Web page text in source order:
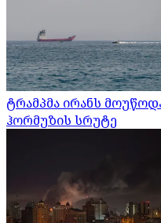
ტრამპმა ირანს
ჰორმუზის სრუტე